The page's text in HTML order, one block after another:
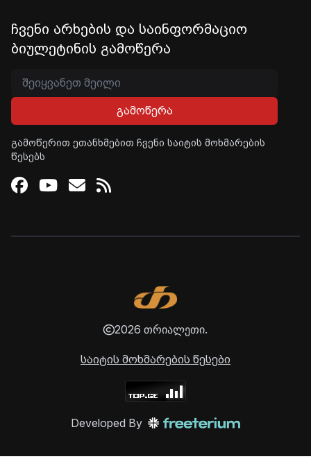
ჩვენი არხების და საინფორმაციო
ბიულეტინის გამოწერა
გამოწერა
გამოწერით ეთანხმებით ჩვენი საიტის მოხმარების
წესებს
Facebook
Youtube
Email
RSS
2026 თრიალეთი.
საიტის მოხმარების წესები
Developed By